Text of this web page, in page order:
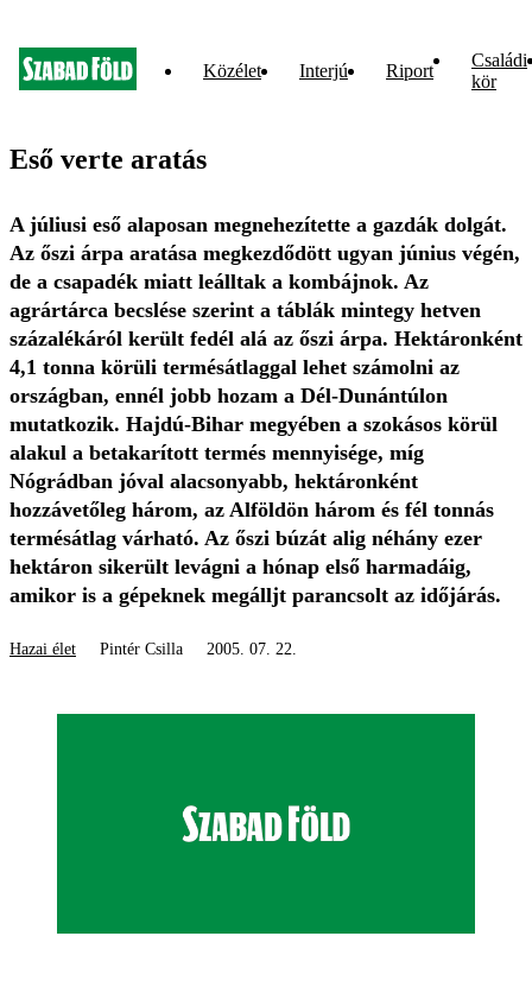
Közélet Interjú Riport
Családi
kör
Eső verte aratás
A júliusi eső alaposan megnehezítette a gazdák dolgát.
Az őszi árpa aratása megkezdődött ugyan június végén,
de a csapadék miatt leálltak a kombájnok. Az
agrártárca becslése szerint a táblák mintegy hetven
százalékáról került fedél alá az őszi árpa. Hektáronként
4,1 tonna körüli termésátlaggal lehet számolni az
országban, ennél jobb hozam a Dél-Dunántúlon
mutatkozik. Hajdú-Bihar megyében a szokásos körül
alakul a betakarított termés mennyisége, míg
Nógrádban jóval alacsonyabb, hektáronként
hozzávetőleg három, az Alföldön három és fél tonnás
termésátlag várható. Az őszi búzát alig néhány ezer
hektáron sikerült levágni a hónap első harmadáig,
amikor is a gépeknek megálljt parancsolt az időjárás.
Hazai élet Pintér Csilla 2005. 07. 22.